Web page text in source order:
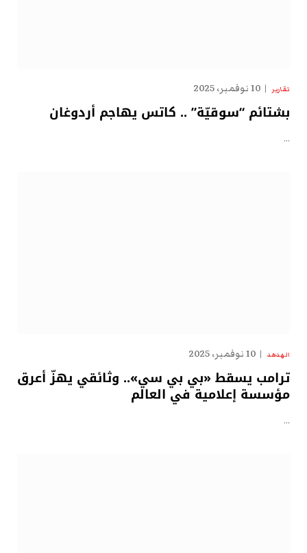
تقارير 10 نوفمبر، 2025
بشتائم “سوقيّة” .. كاتس يهاجم أردوغان
…
الهدهد 10 نوفمبر، 2025
ترامب يسقط «بي بي سي».. وثائقي يهزّ أعرق
مؤسسة إعلامية في العالم
…